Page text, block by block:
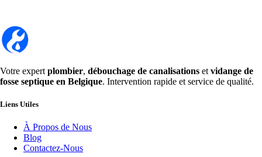
Votre expert plombier, débouchage de canalisations et vidange de
fosse septique en Belgique. Intervention rapide et service de qualité.
Liens Utiles
À Propos de Nous
Blog
Contactez-Nous